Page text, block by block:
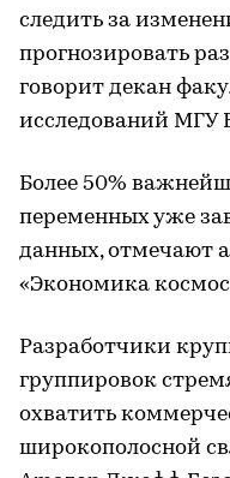
следить за
прогнозировать
говорит декан
исследований МГУ
Более 50%
переменных уже
данных, отмечают
«Экономика
Разработчики
группировок
охватить
широкополосной